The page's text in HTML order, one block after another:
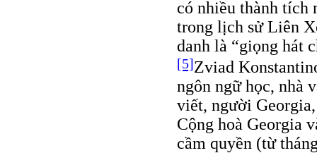
có nhiều thành tích
trong lịch sử Liên
danh là “giọng hát
[5]Zviad
ngôn ngữ học, nhà
viết, người
Cộng hoà Georgia
cầm quyền (từ